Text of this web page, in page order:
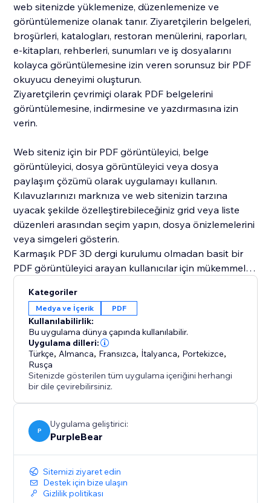
web sitenizde yüklemenize, düzenlemenize ve
görüntülemenize olanak tanır. Ziyaretçilerin belgeleri,
broşürleri, katalogları, restoran menülerini, raporları,
e-kitapları, rehberleri, sunumları ve iş dosyalarını
kolayca görüntülemesine izin veren sorunsuz bir PDF
okuyucu deneyimi oluşturun.
Ziyaretçilerin çevrimiçi olarak PDF belgelerini
görüntülemesine, indirmesine ve yazdırmasına izin
verin.
Web siteniz için bir PDF görüntüleyici, belge
görüntüleyici, dosya görüntüleyici veya dosya
paylaşım çözümü olarak uygulamayı kullanın.
Kılavuzlarınızı marknıza ve web sitenizin tarzına
uyacak şekilde özelleştirebileceğiniz grid veya liste
düzenleri arasından seçim yapın, dosya önizlemelerini
veya simgeleri gösterin.
Karmaşık PDF 3D dergi kurulumu olmadan basit bir
PDF görüntüleyici arayan kullanıcılar için mükemmel.
Belgelerinizi çevrimiçi paylaşmak için profesyonel ve
basit bir yol arayan işletmeler, çevrimiçi mağazalar,
restoranlar, okullar, ajanslar, portföyler ve hizmet
sağlayıcılar için idealdir.
Uygulama tamamen mobil uyumlu, kurulumu kolaydır
ve kod gerektirmez. Ziyaretçilere, hızlı ve
özelleştirilebilir bir PDF görüntüleyici ile web
imkanı sunun.
Kategoriler
Medya ve İçerik PDF
Kullanılabilirlik:
Bu uygulama dünya çapında kullanılabilir.
Uygulama dilleri:
Türkçe, Almanca, Fransızca, İtalyanca, Portekizce,
Rusça
Sitenizde gösterilen tüm uygulama içeriğini herhangi
bir dile çevirebilirsiniz.
P
Uygulama geliştirici:
PurpleBear
Sitemizi ziyaret edin
Destek için bize ulaşın
Gizlilik politikası